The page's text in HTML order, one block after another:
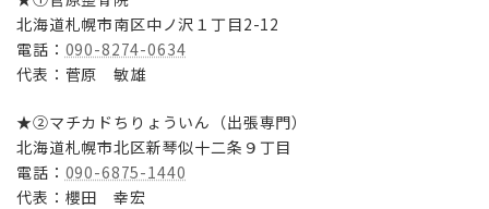
北海道札幌市南区中ノ沢１丁目2-12
電話： 090-8274-0634
代表：菅原 敏雄
★②マチカドちりょういん（出張専門）
北海道札幌市北区新琴似十二条９丁目
電話： 090-6875-1440
代表：櫻田 幸宏